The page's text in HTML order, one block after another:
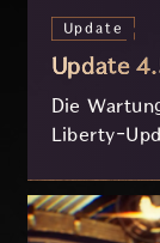
Update
Update
Die
Liberty-
Stunden.